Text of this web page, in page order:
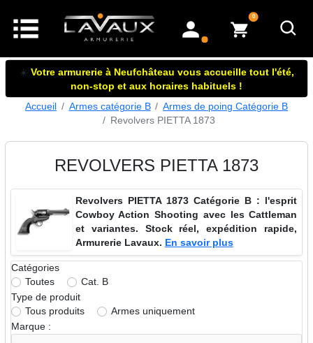
mon compte
0articles dans le panier
☀️ Votre armurerie à Neufchâteau vous accueille tout l'été,
non-stop et aux horaires habituels !
Accueil
Armes catégorie B
Armes de poing Catégorie B
Revolvers PIETTA 1873
REVOLVERS PIETTA 1873
Revolvers PIETTA 1873 Catégorie B : l'esprit
Cowboy Action Shooting avec les Cattleman
et variantes. Stock réel, expédition rapide,
Armurerie Lavaux. En savoir plus
Catégories
Toutes
Cat. B
Type de produit
Tous produits
Armes uniquement
Marque :